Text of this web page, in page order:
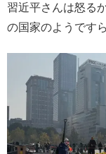
習近平さんは怒る
の国家のようです